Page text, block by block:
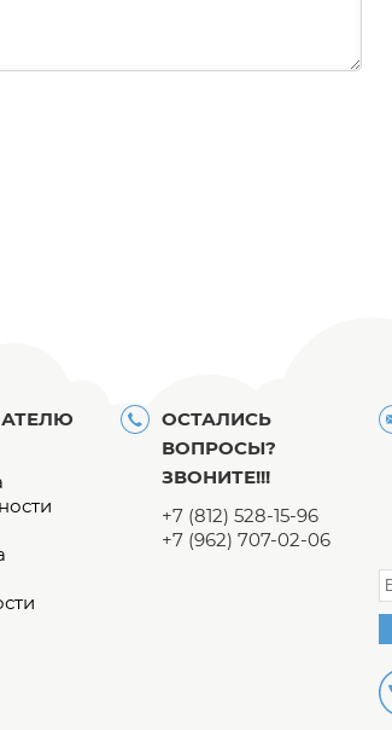
ОСТАЛИСЬ
ВОПРОСЫ?
ЗВОНИТЕ!!!
+7 (812) 528-15-96
+7 (962) 707-02-06